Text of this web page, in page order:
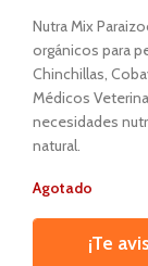
Nutra Mix
orgánicos para
Chinchillas,
Médicos
necesidades
natural.
Agotado
¡Te